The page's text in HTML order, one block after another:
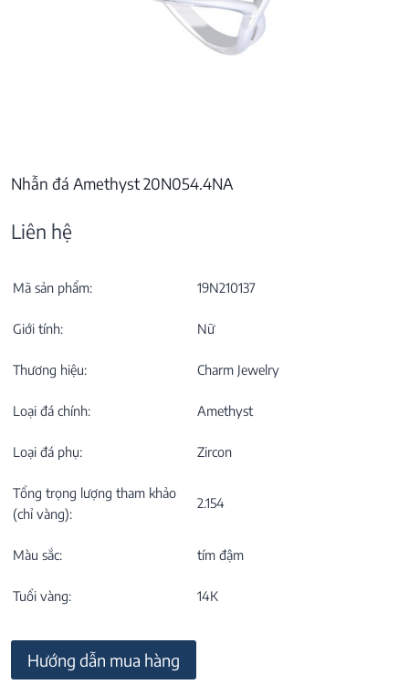
Nhẫn đá Amethyst 20N054.4NA
Liên hệ
Mã sản phẩm: 19N210137
Giới tính: Nữ
Thương hiệu: Charm Jewelry
Loại đá chính: Amethyst
Loại đá phụ: Zircon
Tổng trọng lượng tham khảo
(chỉ vàng):
2.154
Màu sắc: tím đậm
Tuổi vàng: 14K
Hướng dẫn mua hàng